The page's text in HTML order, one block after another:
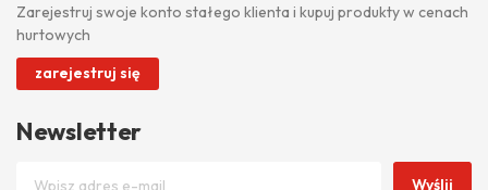
Zarejestruj swoje konto stałego klienta i kupuj produkty w cenach
hurtowych
zarejestruj się
Newsletter
Wyślij